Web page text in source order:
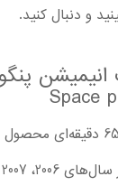
و دنبال کنید.
Space
این انیمیشن زیبای 65